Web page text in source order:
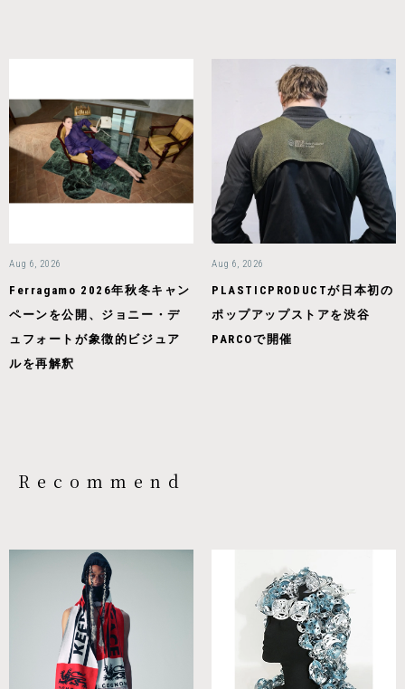
Aug 6, 2026
Ferragamo 2026年秋冬キャン
ペーンを公開、ジョニー・デ
ュフォートが象徴的ビジュア
ルを再解釈
Aug 6, 2026
PLASTICPRODUCTが日本初の
ポップアップストアを渋谷
PARCOで開催
Recommend